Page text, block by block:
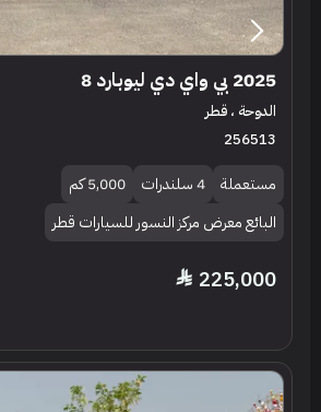
2025 بي واي دي ليوبارد 8
الدوحة ، قطر
256513
مستعملة 4 سلندرات
5,000 كم
البائع معرض مركز النسور للسيارات قطر
225,000